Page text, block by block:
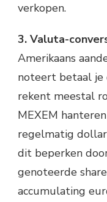
verkopen.
3. Valuta-
Amerikaans
noteert betaal je
rekent meestal
MEXEM
regelmatig
dit beperken
genoteerde
accumulating